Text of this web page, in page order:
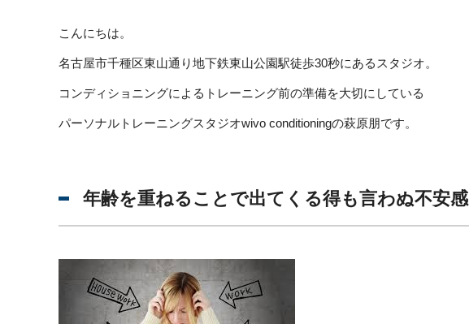
こんにちは。
名古屋市千種区東山通り地下鉄東山公園駅徒歩30秒にあるスタジオ。
コンディショニングによるトレーニング前の準備を大切にしている
パーソナルトレーニングスタジオwivo conditioningの萩原朋です。
年齢を重ねることで出てくる得も言わぬ不安感